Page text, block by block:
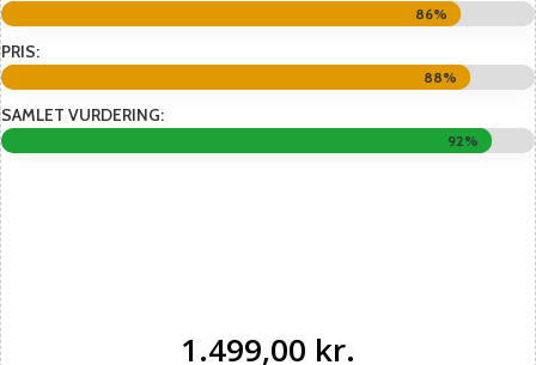
86%
86%
PRIS:
88%
88%
SAMLET VURDERING:
92%
92%
1.499,00 kr.